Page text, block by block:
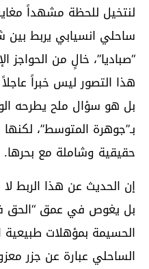
لنتخيل للحظة مشهداً
ساحلي انسيابي يربط بين
“صباديا”، خالٍ من الحواجز
هذا التصور ليس خبراً
بل هو سؤال ملح يطرحه
بـ”جوهرة المتوسط”،
حقيقية وشاملة مع بحرها.
إن الحديث عن هذا الربط
بل يغوص في عمق “الحق
الحسيمة بمؤهلات طبيعية
الساحلي عبارة عن جزر